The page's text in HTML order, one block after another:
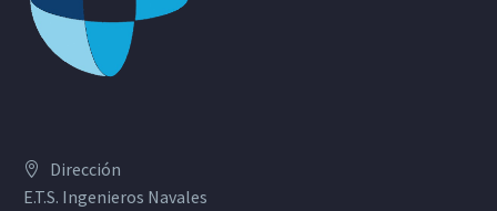
Dirección
E.T.S. Ingenieros Navales